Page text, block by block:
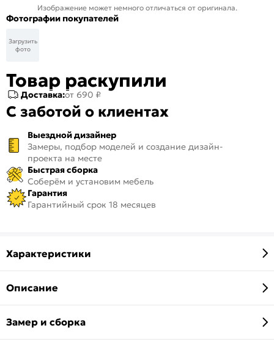
Изображение может немного отличаться от оригинала.
Фотографии покупателей
Загрузить
фото
Товар раскупили
Доставка:от 690 ₽
С заботой о клиентах
Выездной дизайнер
Замеры, подбор моделей и создание дизайн-
проекта на месте
Быстрая сборка
Соберём и установим мебель
Гарантия
Гарантийный срок 18 месяцев
Характеристики
Описание
Замер и сборка